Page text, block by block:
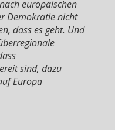
europäischen
Demokratie nicht
dass es geht. Und
sind, dazu
Europa